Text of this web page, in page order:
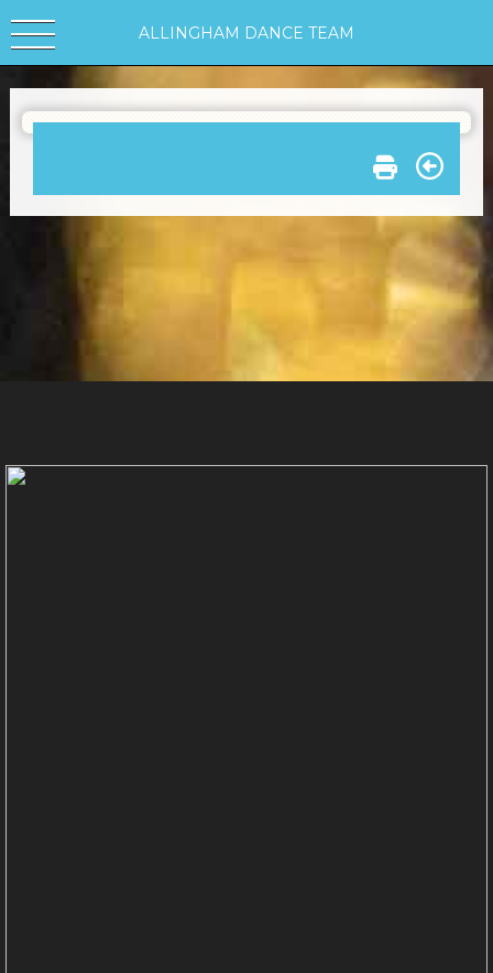
ALLINGHAM DANCE TEAM